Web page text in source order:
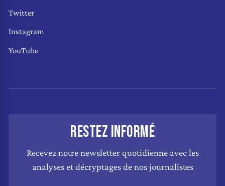
Twitter
Instagram
YouTube
RESTEZ INFORMÉ
Recevez notre newsletter quotidienne avec les
analyses et décryptages de nos journalistes